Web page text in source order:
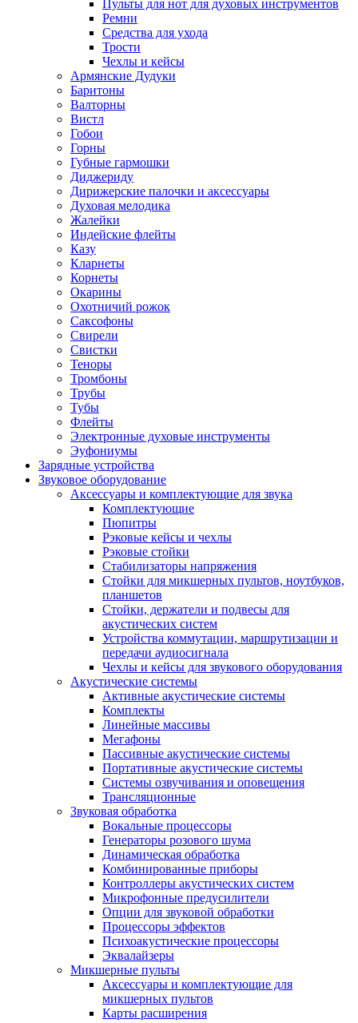
Пульты для нот для духовых инструментов
Ремни
Средства для ухода
Трости
Чехлы и кейсы
Армянские Дудуки
Баритоны
Валторны
Вистл
Гобои
Горны
Губные гармошки
Диджериду
Дирижерские палочки и аксессуары
Духовая мелодика
Жалейки
Индейские флейты
Казу
Кларнеты
Корнеты
Окарины
Охотничий рожок
Саксофоны
Свирели
Свистки
Теноры
Тромбоны
Трубы
Тубы
Флейты
Электронные духовые инструменты
Эуфониумы
Зарядные устройства
Звуковое оборудование
Аксессуары и комплектующие для звука
Комплектующие
Пюпитры
Рэковые кейсы и чехлы
Рэковые стойки
Стабилизаторы напряжения
Стойки для микшерных пультов, ноутбуков,
планшетов
Стойки, держатели и подвесы для
акустических систем
Устройства коммутации, маршрутизации и
передачи аудиосигнала
Чехлы и кейсы для звукового оборудования
Акустические системы
Активные акустические системы
Комплекты
Линейные массивы
Мегафоны
Пассивные акустические системы
Портативные акустические системы
Системы озвучивания и оповещения
Трансляционные
Звуковая обработка
Вокальные процессоры
Генераторы розового шума
Динамическая обработка
Комбинированные приборы
Контроллеры акустических систем
Микрофонные предусилители
Опции для звуковой обработки
Процессоры эффектов
Психоакустические процессоры
Эквалайзеры
Микшерные пульты
Аксессуары и комплектующие для
микшерных пультов
Карты расширения